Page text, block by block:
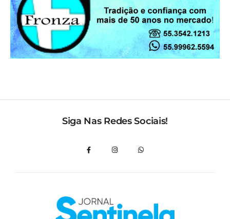
Siga Nas Redes Sociais!